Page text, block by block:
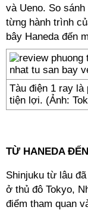
và Ueno. So
từng hành trình
bây Haneda đến
Tàu điện 1 ray là
tiện lợi. (Ảnh:
TỪ HANEDA
Shinjuku từ lâu
ở thủ đô Tokyo,
điểm tham quan